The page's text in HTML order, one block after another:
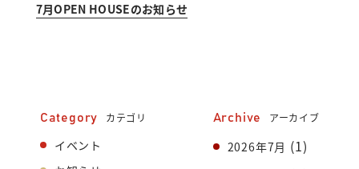
Category カテゴリ
イベント
Archive アーカイブ
2026年7月 (1)
7月OPEN HOUSEのお知らせ